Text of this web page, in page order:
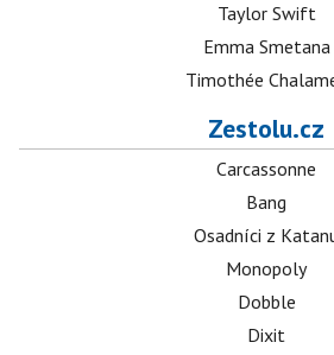
Taylor Swift
Emma Smetana
Timothée
Zestolu.cz
Carcassonne
Bang
Osadníci z
Monopoly
Dobble
Dixit